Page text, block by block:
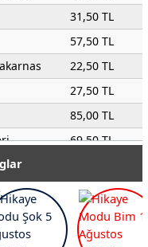
31,50 TL
57,50 TL
350 g22,50 TL
27,50 TL
85,00 TL
69,50 TL
kg
321-380 adet/kg145,00 TL
49,00 TL
Sprey 250 ml99,00 TL